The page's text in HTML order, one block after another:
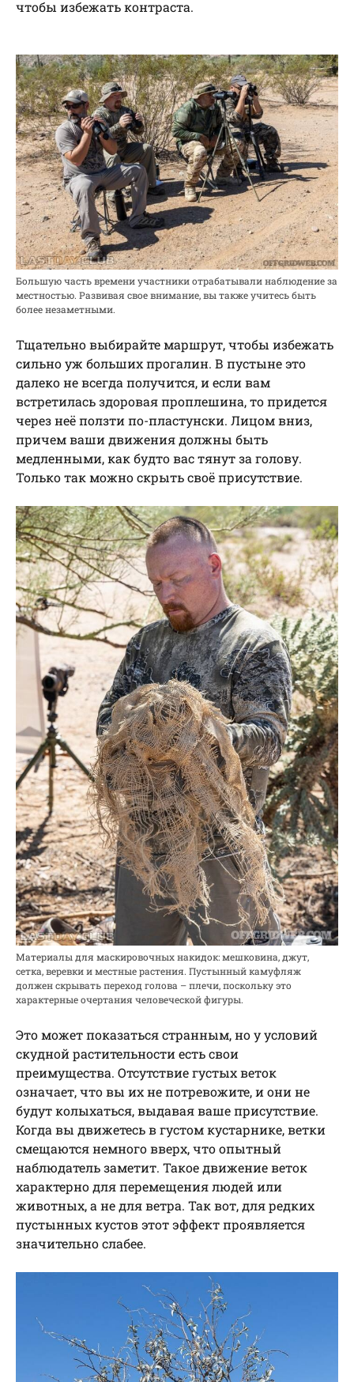
чтобы избежать контраста.
Большую часть времени участники отрабатывали наблюдение за
местностью. Развивая свое внимание, вы также учитесь быть
более незаметными.
Тщательно выбирайте маршрут, чтобы избежать
сильно уж больших прогалин. В пустыне это
далеко не всегда получится, и если вам
встретилась здоровая проплешина, то придется
через неё ползти по-пластунски. Лицом вниз,
причем ваши движения должны быть
медленными, как будто вас тянут за голову.
Только так можно скрыть своё присутствие.
Материалы для маскировочных накидок: мешковина, джут,
сетка, веревки и местные растения. Пустынный камуфляж
должен скрывать переход голова – плечи, поскольку это
характерные очертания человеческой фигуры.
Это может показаться странным, но у условий
скудной растительности есть свои
преимущества. Отсутствие густых веток
означает, что вы их не потревожите, и они не
будут колыхаться, выдавая ваше присутствие.
Когда вы движетесь в густом кустарнике, ветки
смещаются немного вверх, что опытный
наблюдатель заметит. Такое движение веток
характерно для перемещения людей или
животных, а не для ветра. Так вот, для редких
пустынных кустов этот эффект проявляется
значительно слабее.